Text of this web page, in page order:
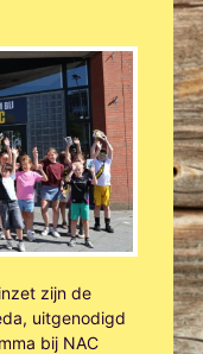
zijn de
uitgenodigd
bij NAC